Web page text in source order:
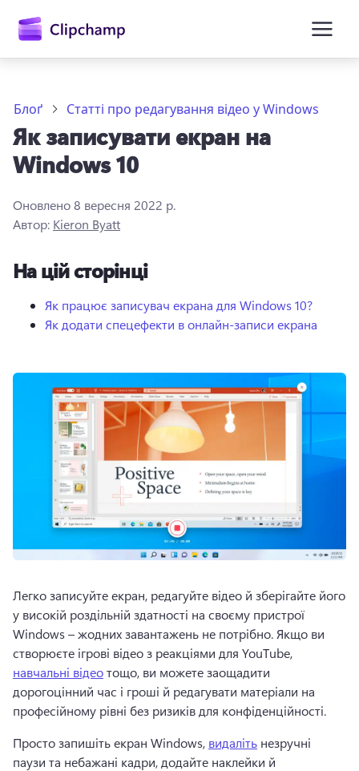
вмісту
Спробувати безкоштовно
Блоґ Статті про редагування відео у Windows
Як записувати екран на
Windows 10
Оновлено8 вересня 2022 р.
Автор: Kieron Byatt
На цій сторінці
Як працює записувач екрана для Windows 10?
Як додати спецефекти в онлайн-записи екрана
Легко записуйте екран, редагуйте відео й зберігайте його
у високій роздільній здатності на своєму пристрої
Windows – жодних завантажень не потрібно. Якщо ви
створюєте ігрові відео з реакціями для YouTube,
навчальні відео тощо, ви можете заощадити
дорогоцінний час і гроші й редагувати матеріали на
професійному рівні без ризиків для конфіденційності.
Просто запишіть екран Windows, видаліть незручні
паузи та небажані кадри, додайте наклейки й